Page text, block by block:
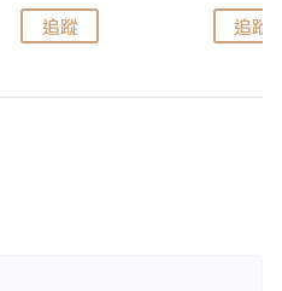
追蹤 追蹤